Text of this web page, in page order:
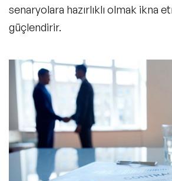
senaryolara hazırlıklı olmak ikna
güçlendirir.